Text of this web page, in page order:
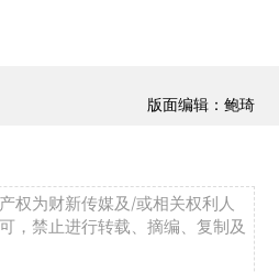
版面编辑：鲍琦
权为财新传媒及/或相关权利人
，禁止进行转载、摘编、复制及